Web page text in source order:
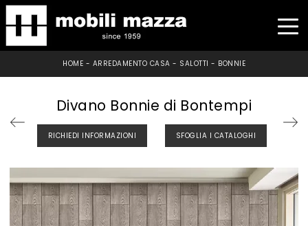
HOME - ARREDAMENTO CASA - SALOTTI - BONNIE
Divano Bonnie di Bontempi
RICHIEDI INFORMAZIONI SFOGLIA I CATALOGHI